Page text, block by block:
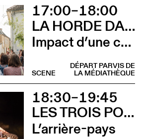
17:00–18:00
LA HORDE DANS LES PAVÉS
Impact d’une course [Aurillac] X Stadium
DÉPART PARVIS DE
LA MÉDIATHÈQUE
SCENE
18:30–19:45
LES TROIS POINTS DE SUSPENSION & 3615 DAKOTA
L’arrière-pays